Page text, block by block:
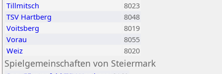
Tillmitsch
8023
TSV Hartberg
8048
Voitsberg
8019
Vorau
8055
Weiz
8020
Spielgemeinschaften von Steiermark